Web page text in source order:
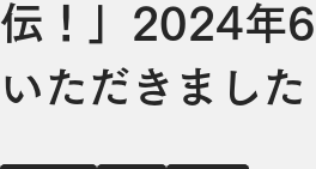
伝！」2024年
いただきました